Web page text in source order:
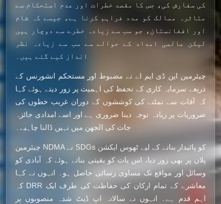
کی سفارش کی، جس کا مقصد خطرات اور عدم استحکام سے
متاثرہ ممالک کو مدد فراہم کرنا ہے، جیسے کہ شام
اور افغانستان، جو سب سے زیادہ خطرے سے دوچار ہیں
لیکن عالمی امداد کے حوالے سے سب سے زیادہ نظر
انداز کیے گئے ہیں۔
چیئرمین این ڈی ایم اے نے مضبوط اور مستحکم انشورنس کے
ذریعے سرمایہ کاری کے تحفظ کی اہمیت پر زور دیتے ہوئے کہا
کہ آفات سے نمٹنے کی کوششوں کے دوران غربب خطوں کی
ضروریات پر زیادہ توجہ دینا ضروری ہے اور اسے امدادی جائزہ
جات کی الجھن میں نہیں ڈالنا چاہیے۔
چیئرمین NDMA نے SDGs کو پائیدار بنانے کے لیے ٹھوس ایکشن
پلان پر بھی زور دیا، اس بات کو یقینی بناتے ہوئے کہ آبادی کو
وسائل اور مواقع تک مساوی رسائی حاصل ہو۔ انہوں نے کہا
کہ DRR معاشرے کے تمام ارکان کی حفاظت کی طرف ایک
اہم قدم ہے۔ انہوں نے سالانہ اپ ڈیٹ شدہ منصوبوں پر